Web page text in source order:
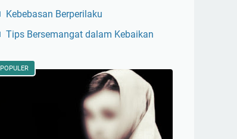
Kebebasan Berperilaku
Tips Bersemangat dalam Kebaikan
POPULER